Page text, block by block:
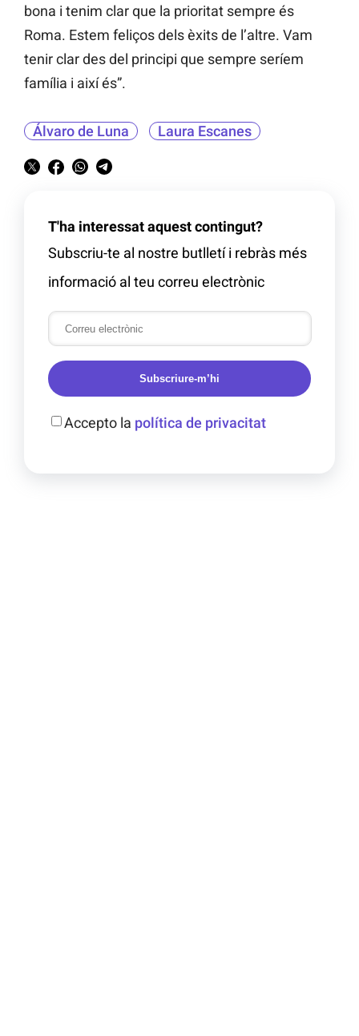
bona i tenim clar que la prioritat sempre és
Roma. Estem feliços dels èxits de l’altre. Vam
tenir clar des del principi que sempre seríem
família i així és”.
Álvaro de Luna Laura Escanes
T'ha interessat aquest contingut?
Subscriu-te al nostre butlletí i rebràs més
informació al teu correu electrònic
Subscriure-m’hi
Accepto la política de privacitat